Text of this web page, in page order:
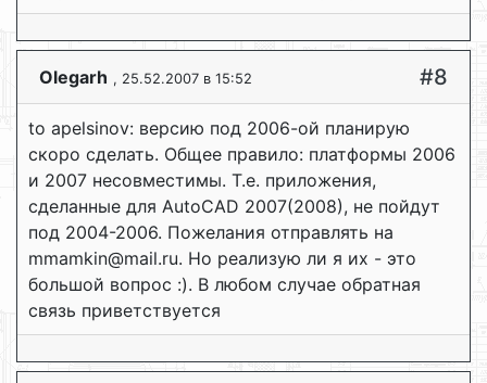
Olegarh , 25.52.2007 в 15:52 #8
to apelsinov: версию под 2006-ой планирую
скоро сделать. Общее правило: платформы 2006
и 2007 несовместимы. Т.е. приложения,
сделанные для AutoCAD 2007(2008), не пойдут
под 2004-2006. Пожелания отправлять на
mmamkin@mail.ru. Но реализую ли я их - это
большой вопрос :). В любом случае обратная
связь приветствуется